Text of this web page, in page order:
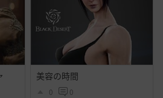
美容の時間
0 0